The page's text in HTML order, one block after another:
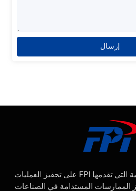
إرسال
تعمل حلول FPI التحليلية التي تقدمها FPI على تحفيز العمليات
الممارسات المستدامة في الصناعات